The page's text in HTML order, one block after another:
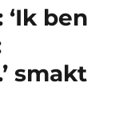
ben
smakt